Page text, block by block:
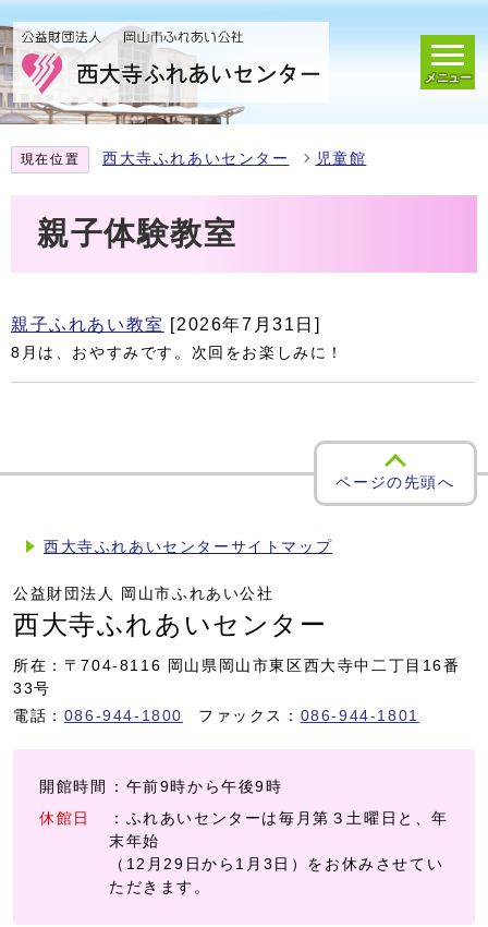
メニュー
現在位置 西大寺ふれあいセンター 児童館
親子体験教室
親子ふれあい教室 [2026年7月31日]
8月は、おやすみです。次回をお楽しみに！
ページの先頭へ
西大寺ふれあいセンターサイトマップ
公益財団法人 岡山市ふれあい公社
西大寺ふれあいセンター
所在：〒704-8116 岡山県岡山市東区西大寺中二丁目16番
33号
電話： 086-944-1800 ファックス： 086-944-1801
開館時間
：午前9時から午後9時
休館日
：ふれあいセンターは毎月第３土曜日と、年
末年始
（12月29日から1月3日）をお休みさせてい
ただきます。